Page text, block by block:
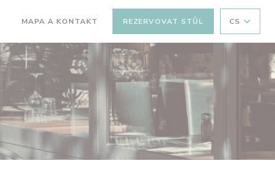
MAPA A KONTAKT REZERVOVAT STŮL CS